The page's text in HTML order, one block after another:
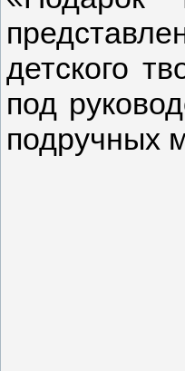
детского
под
подручных